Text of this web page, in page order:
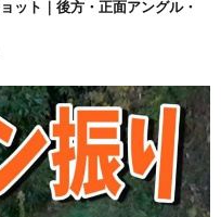
ット｜後方・正面アングル・